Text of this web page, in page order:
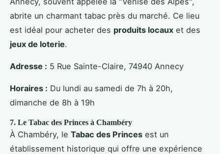
abrite un charmant tabac près du marché. Ce lieu
est idéal pour acheter des produits locaux et des
jeux de loterie.
Adresse : 5 Rue Sainte-Claire, 74940 Annecy
Horaires : Du lundi au samedi de 7h à 20h,
dimanche de 8h à 19h
7. Le Tabac des Princes à Chambéry
À Chambéry, le Tabac des Princes est un
établissement historique qui offre une expérience